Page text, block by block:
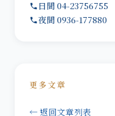
日間 04-23756755
夜間 0936-177880
更多文章
← 返回文章列表